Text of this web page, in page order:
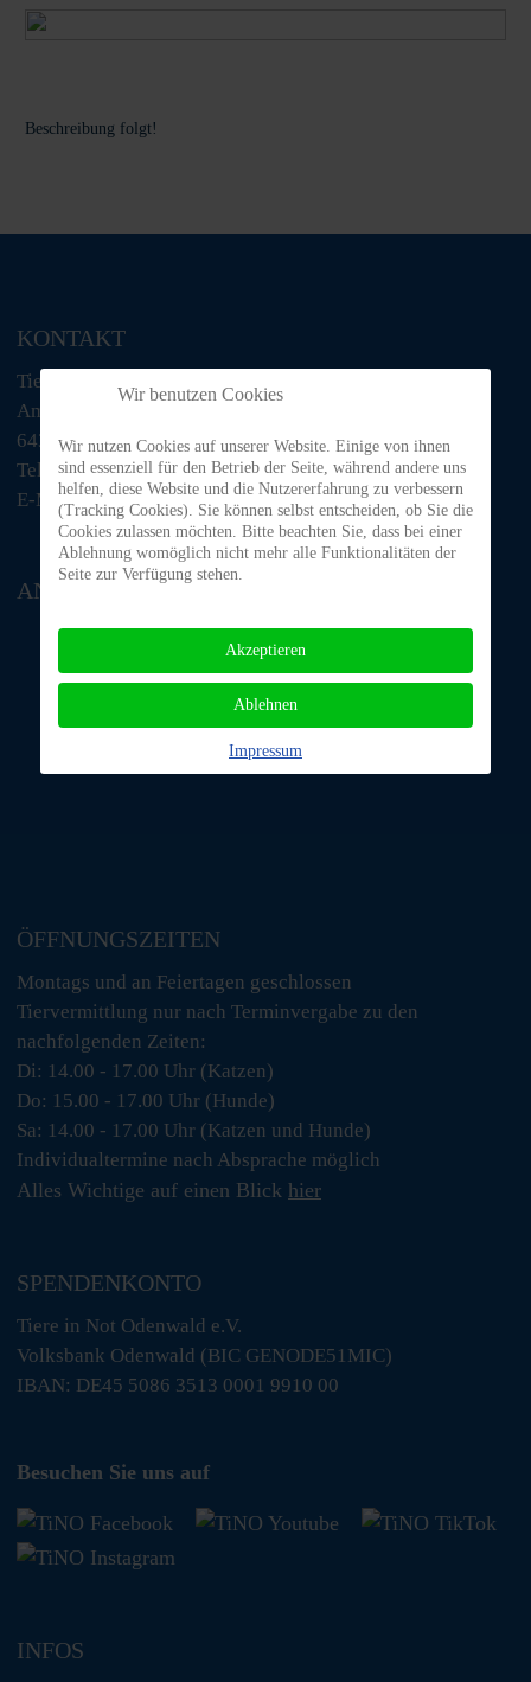
Beschreibung folgt!
KONTAKT
Tiere in Not Odenwald e.V.
Am Morsberg 1
64385 Reichelsheim
Telefon: 06063 / 939 848
E-Mail: tino@tiere-in-not-odenwald.de
ANFAHRT
ÖFFNUNGSZEITEN
Montags und an Feiertagen geschlossen
Tiervermittlung nur nach Terminvergabe zu den
nachfolgenden Zeiten:
Di: 14.00 - 17.00 Uhr (Katzen)
Do: 15.00 - 17.00 Uhr (Hunde)
Sa: 14.00 - 17.00 Uhr (Katzen und Hunde)
Individualtermine nach Absprache möglich
Alles Wichtige auf einen Blick hier
SPENDENKONTO
Tiere in Not Odenwald e.V.
Volksbank Odenwald (BIC GENODE51MIC)
IBAN: DE45 5086 3513 0001 9910 00
Besuchen Sie uns auf
INFOS
Wir benutzen Cookies
Wir nutzen Cookies auf unserer Website. Einige von ihnen
sind essenziell für den Betrieb der Seite, während andere uns
helfen, diese Website und die Nutzererfahrung zu verbessern
(Tracking Cookies). Sie können selbst entscheiden, ob Sie die
Cookies zulassen möchten. Bitte beachten Sie, dass bei einer
Ablehnung womöglich nicht mehr alle Funktionalitäten der
Seite zur Verfügung stehen.
Akzeptieren
Ablehnen
Impressum